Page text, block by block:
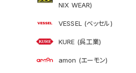
NIX WEAR)
VESSEL (ベッセル)
KURE (呉工業)
amon (エーモン)